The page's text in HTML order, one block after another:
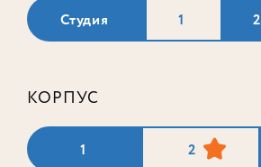
Студия 1 2
КОРПУС
1 2